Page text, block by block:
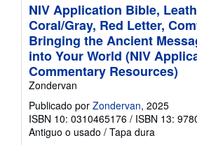
NIV Application Bible,
Coral/Gray, Red Letter,
Bringing the Ancient
into Your World (NIV
Commentary Resources)
Zondervan
Publicado por Zondervan, 2025
ISBN 10: 0310465176 / ISBN 13:
Antiguo o usado / Tapa dura